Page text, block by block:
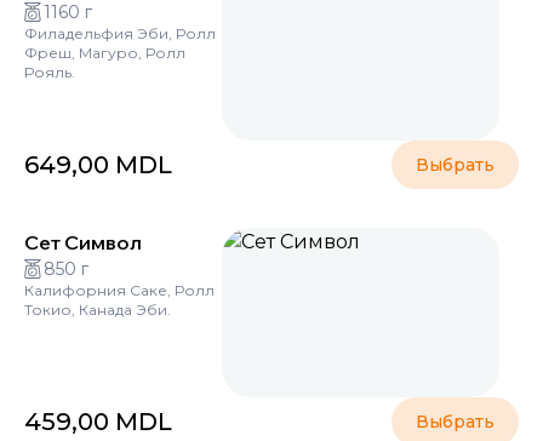
1160 г
Филадельфия Эби, Ролл
Фреш, Магуро, Ролл
Рояль.
649,00 MDL Выбрать
Сет Символ
850 г
Калифорния Саке, Ролл
Токио, Канада Эби.
459,00 MDL Выбрать